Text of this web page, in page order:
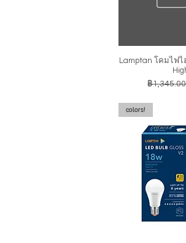
ดูข้อ
Lamptan โคมไฟไ
ราคาปกติ
฿1,345.00
colors!